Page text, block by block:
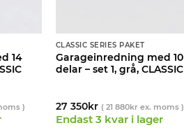
14
)
CLASSIC SERIES PAKET
Garageinredning med 10
delar – set 1, grå, CLASSIC
27 350kr ( 21 880krex. moms )
Endast 3 kvar i lager